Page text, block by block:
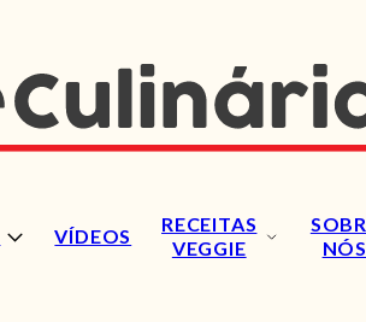
VÍDEOS
RECEITAS
VEGGIE
NÓS